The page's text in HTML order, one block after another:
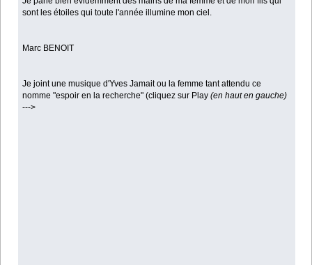
sont les étoiles qui toute l'année illumine mon ciel.
Marc BENOIT
Je joint une musique d'Yves Jamait ou la femme tant attendu ce
nomme "espoir en la recherche" (cliquez sur Play(en haut en gauche)
--->